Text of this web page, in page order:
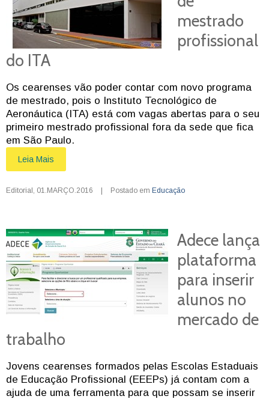
mestrado
profissional
do ITA
Os cearenses vão poder contar com novo programa
de mestrado, pois o Instituto Tecnológico de
Aeronáutica (ITA) está com vagas abertas para o seu
primeiro mestrado profissional fora da sede que fica
em São Paulo.
Leia Mais
Editorial 01.MARÇO.2016 | Postado em Educação
Adece lança
plataforma
para inserir
alunos no
mercado de
trabalho
Jovens cearenses formados pelas Escolas Estaduais
de Educação Profissional (EEEPs) já contam com a
ajuda de uma ferramenta para que possam se inserir